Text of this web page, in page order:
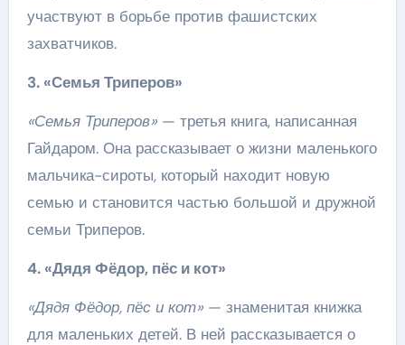
участвуют в борьбе против фашистских
захватчиков.
3. «Семья Триперов»
«Семья Триперов»— третья книга, написанная
Гайдаром. Она рассказывает о жизни маленького
мальчика-сироты, который находит новую
семью и становится частью большой и дружной
семьи Триперов.
4. «Дядя Фёдор, пёс и кот»
«Дядя Фёдор, пёс и кот»— знаменитая книжка
для маленьких детей. В ней рассказывается о